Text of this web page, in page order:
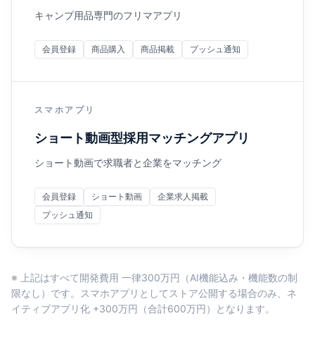
キャンプ用品専門のフリマアプリ
会員登録 商品購入 商品掲載 プッシュ通知
スマホアプリ
ショート動画型採用マッチングアプリ
ショート動画で求職者と企業をマッチング
会員登録 ショート動画
企業求人掲載
プッシュ通知
※ 上記はすべて開発費用 一律300万円（AI機能込み・機能数の制
限なし）です。スマホアプリとしてストア公開する場合のみ、ネ
イティブアプリ化 +300万円（合計600万円）となります。